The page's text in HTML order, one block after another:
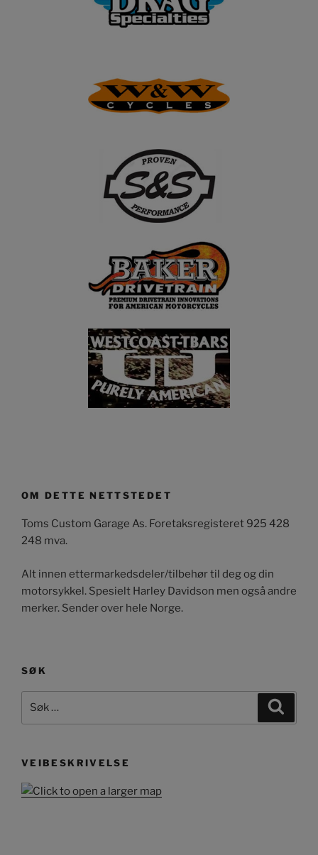
OM DETTE NETTSTEDET
Toms Custom Garage As. Foretaksregisteret 925 428
248 mva.
Alt innen ettermarkedsdeler/tilbehør til deg og din
motorsykkel. Spesielt Harley Davidson men også andre
merker. Sender over hele Norge.
SØK
VEIBESKRIVELSE